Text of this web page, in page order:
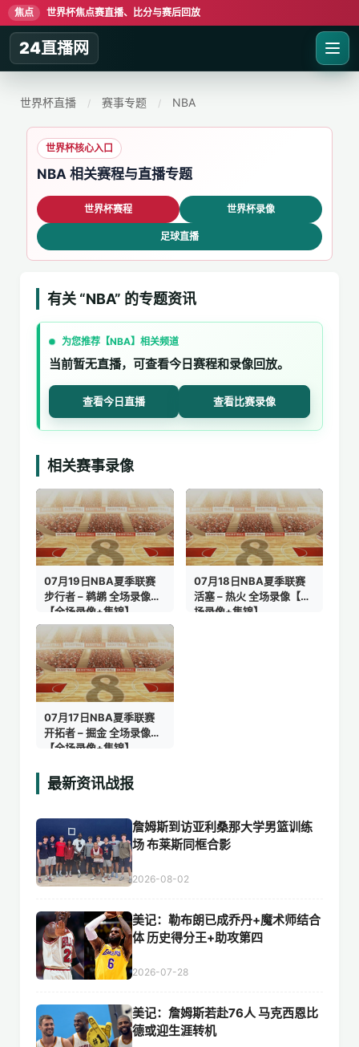
焦点 世界杯焦点赛直播、比分与赛后回放
24直播网
世界杯直播 / 赛事专题 / NBA
世界杯核心入口
NBA 相关赛程与直播专题
世界杯赛程 世界杯录像
足球直播
有关 “NBA” 的专题资讯
为您推荐【NBA】相关频道
当前暂无直播，可查看今日赛程和录像回放。
查看今日直播 查看比赛录像
相关赛事录像
07月19日NBA夏季联赛
步行者 – 鹈鹕 全场录像
【全场录像+集锦】
07月18日NBA夏季联赛
活塞 – 热火 全场录像【全
场录像+集锦】
07月17日NBA夏季联赛
开拓者 – 掘金 全场录像
【全场录像+集锦】
最新资讯战报
詹姆斯到访亚利桑那大学男篮训练
场 布莱斯同框合影
2026-08-02
美记：勒布朗已成乔丹+魔术师结合
体 历史得分王+助攻第四
2026-07-28
美记：詹姆斯若赴76人 马克西恩比
德或迎生涯转机